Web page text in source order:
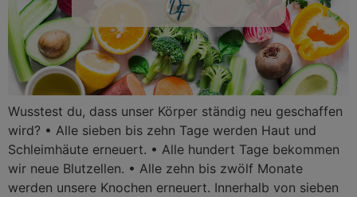
Wusstest du, dass unser Körper ständig neu geschaffen
wird? • Alle sieben bis zehn Tage werden Haut und
Schleimhäute erneuert. • Alle hundert Tage bekommen
wir neue Blutzellen. • Alle zehn bis zwölf Monate
werden unsere Knochen erneuert. Innerhalb von sieben